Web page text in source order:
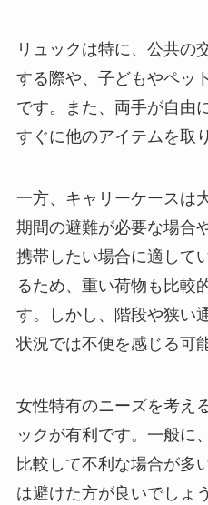
リュックは特に、公共の
する際や、子どもやペッ
です。また、両手が自由
すぐに他のアイテムを取
一方、キャリーケースは
期間の避難が必要な場合
携帯したい場合に適して
るため、重い荷物も比較
す。しかし、階段や狭い
状況では不便を感じる可
女性特有のニーズを考え
ックが有利です。一般に
比較して不利な場合が多
は避けた方が良いでしょ